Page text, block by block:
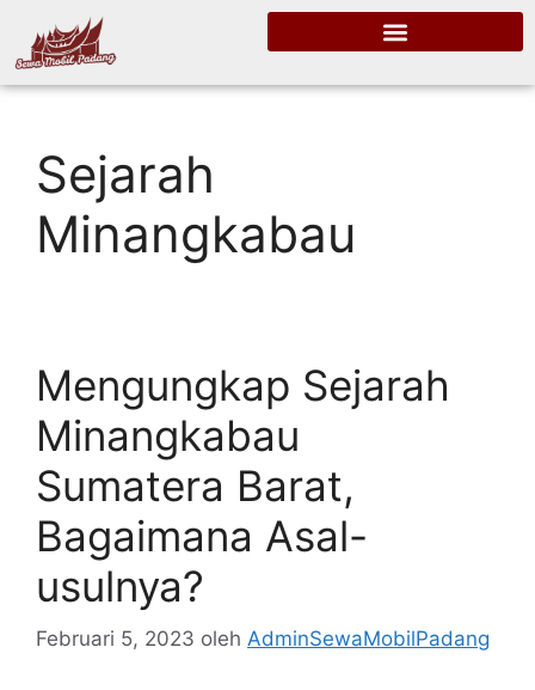
Sejarah
Minangkabau
Mengungkap Sejarah
Minangkabau
Sumatera Barat,
Bagaimana Asal-
usulnya?
Februari 5, 2023 oleh AdminSewaMobilPadang